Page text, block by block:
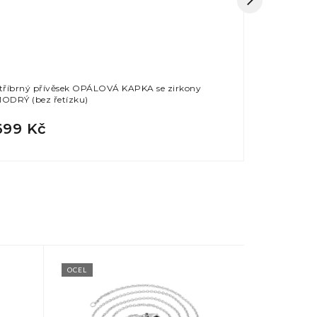
přívěsek OPÁLOVÁ KAPKA se zirkony
(bez řetízku)
Kč
OCEL